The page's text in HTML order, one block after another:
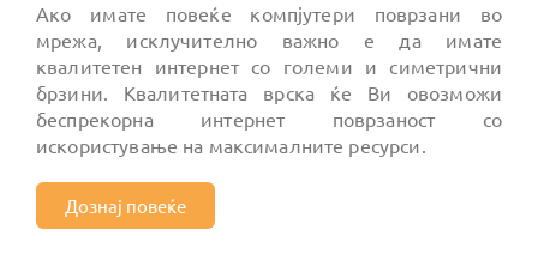
Ако имате повеќе компјутери поврзани во
мрежа, исклучително важно е да имате
квалитетен интернет со големи и симетрични
брзини. Квалитетната врска ќе Ви овозможи
беспрекорна интернет поврзаност со
искористување на максималните ресурси.
Дознај повеќе